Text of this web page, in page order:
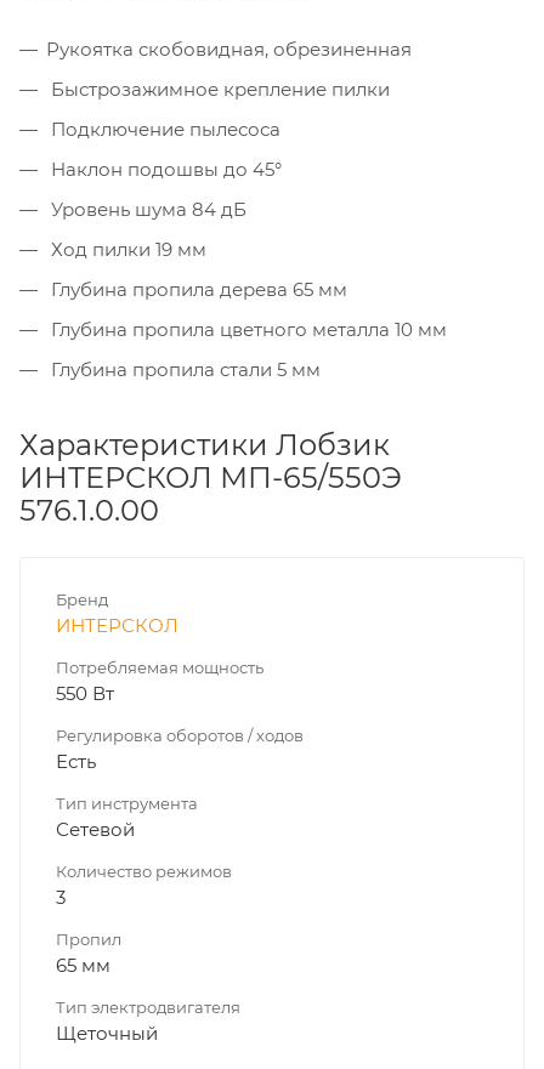
Рукоятка скобовидная, обрезиненная
Быстрозажимное крепление пилки
Подключение пылесоса
Наклон подошвы до 45°
Уровень шума 84 дБ
Ход пилки 19 мм
Глубина пропила дерева 65 мм
Глубина пропила цветного металла 10 мм
Глубина пропила стали 5 мм
Характеристики Лобзик
ИНТЕРСКОЛ МП-65/550Э
576.1.0.00
Бренд
ИНТЕРСКОЛ
Потребляемая мощность
550 Вт
Регулировка оборотов / ходов
Есть
Тип инструмента
Сетевой
Количество режимов
3
Пропил
65 мм
Тип электродвигателя
Щеточный